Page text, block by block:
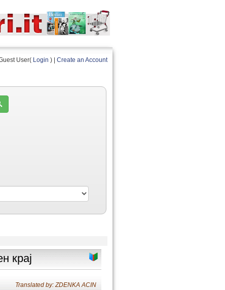
User( Login ) | Create an Account
крај
Translated by: ZDENKA ACIN